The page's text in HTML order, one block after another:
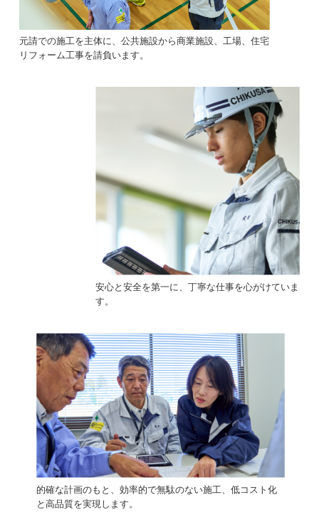
元請での施工を主体に、公共施設から商業施設、工場、住宅
リフォーム工事を請負います。
安心と安全を第一に、丁寧な仕事を心がけていま
す。
的確な計画のもと、効率的で無駄のない施工、低コスト化
と高品質を実現します。